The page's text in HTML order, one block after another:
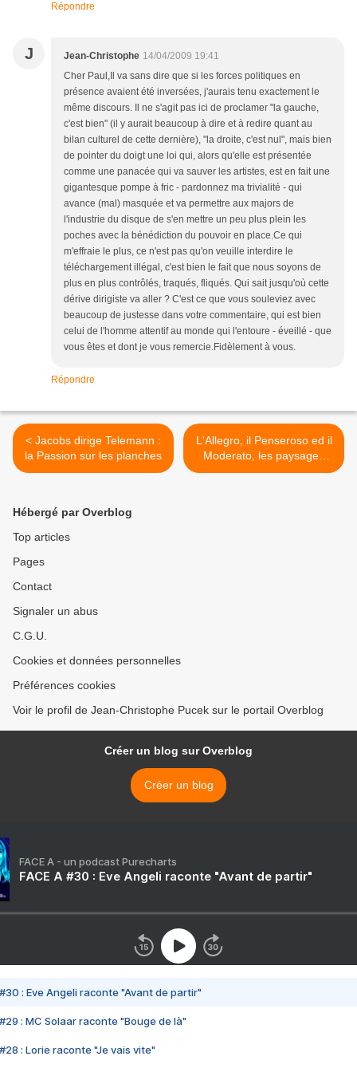
Répondre
J Jean-Christophe 14/04/2009 19:41
Cher Paul,Il va sans dire que si les forces politiques en
présence avaient été inversées, j'aurais tenu exactement le
même discours. Il ne s'agit pas ici de proclamer "la gauche,
c'est bien" (il y aurait beaucoup à dire et à redire quant au
bilan culturel de cette dernière), "la droite, c'est nul", mais bien
de pointer du doigt une loi qui, alors qu'elle est présentée
comme une panacée qui va sauver les artistes, est en fait une
gigantesque pompe à fric - pardonnez ma trivialité - qui
avance (mal) masquée et va permettre aux majors de
l'industrie du disque de s'en mettre un peu plus plein les
poches avec la bénédiction du pouvoir en place.Ce qui
m'effraie le plus, ce n'est pas qu'on veuille interdire le
téléchargement illégal, c'est bien le fait que nous soyons de
plus en plus contrôlés, traqués, fliqués. Qui sait jusqu'où cette
dérive dirigiste va aller ? C'est ce que vous souleviez avec
beaucoup de justesse dans votre commentaire, qui est bien
celui de l'homme attentif au monde qui l'entoure - éveillé - que
vous êtes et dont je vous remercie.Fidèlement à vous.
Répondre
< Jacobs dirige Telemann :
la Passion sur les planches
L'Allegro, il Penseroso ed il
Moderato, les paysages
moraux de Haendel >
Hébergé par Overblog
Top articles
Pages
Contact
Signaler un abus
C.G.U.
Cookies et données personnelles
Préférences cookies
Voir le profil de Jean-Christophe Pucek sur le portail Overblog
Créer un blog sur Overblog
Créer un blog
FACE A - un podcast Purecharts
FACE A #30 : Eve Angeli raconte "Avant de partir"
#30 : Eve Angeli raconte "Avant de partir"
#29 : MC Solaar raconte "Bouge de là"
#28 : Lorie raconte "Je vais vite"